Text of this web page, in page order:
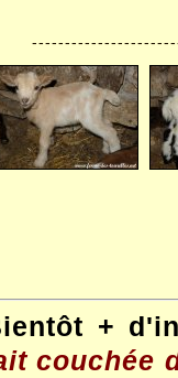
+
couchée